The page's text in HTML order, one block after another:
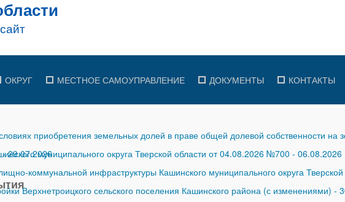
ОКРУГ МЕСТНОЕ САМОУПРАВЛЕНИЕ ДОКУМЕНТЫ КОНТАКТЫ
приобретения земельных долей в праве общей долевой собственности на
-29.07.2026муниципального округа Тверской области от 04.08.2026 №700 - 06.08.2026
коммунальной инфраструктуры Кашинского муниципального округа
Верхнетроицкого сельского поселения Кашинского района (с изменениями) -